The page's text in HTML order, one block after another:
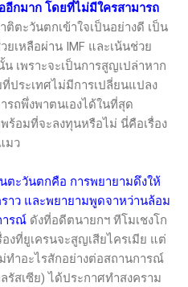
อีกมาก โดยที่ไม่มีใครสามารถ
ติตะวันตกเข้าใจเป็นอย่างดี เป็น
ยเหลือผ่าน IMF และเน้นช่วย
เพราะจะเป็นการสูญเปล่าหาก
ประเทศไม่มีการเปลี่ยนแปลง
รถพึ่งพาตนเองได้ในที่สุด
ที่จะลงทุนหรือไม่ นี่คือเรื่อง
มว
ตะวันตกคือ การพยายามดึงให้
าว และพยายามพูดจาหว่านล้อม
ารณ์ ดังที่อดีตนายกฯ ทีโมเชงโก
งที่ยูเครนจะสูญเสียไครเมีย แต่
ำอะไรสักอย่างต่อสถานการณ์
รัสเซีย) ได้ประกาศทำสงคราม